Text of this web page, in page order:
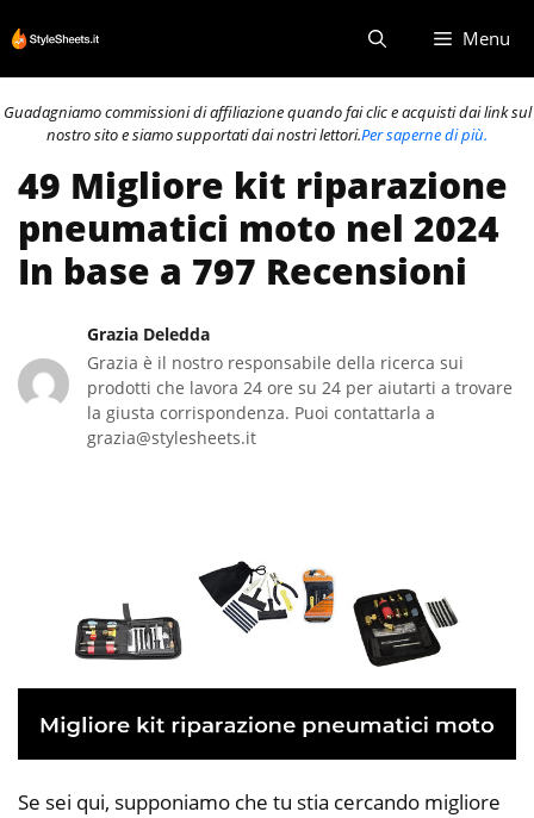
al
contenuto
Menu
Guadagniamo commissioni di affiliazione quando fai clic e acquisti dai link sul
nostro sito e siamo supportati dai nostri lettori.Per saperne di più.
49 Migliore kit riparazione
pneumatici moto nel 2024
In base a 797 Recensioni
Grazia Deledda
Grazia è il nostro responsabile della ricerca sui
prodotti che lavora 24 ore su 24 per aiutarti a trovare
la giusta corrispondenza. Puoi contattarla a
grazia@stylesheets.it
Se sei qui, supponiamo che tu stia cercando migliore